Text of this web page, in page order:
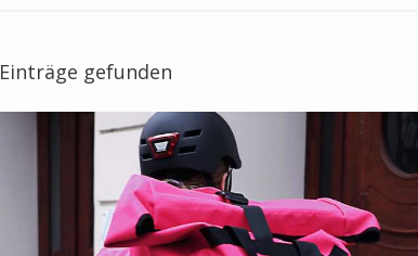
Einträge gefunden